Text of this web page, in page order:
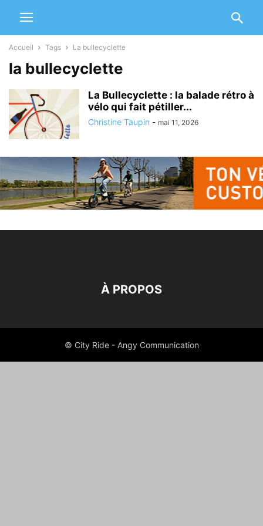
Accueil Tags La bullecyclette
la bullecyclette
La Bullecyclette : la balade rétro à
vélo qui fait pétiller...
Christine Taupin - mai 11, 2026
À PROPOS
© City Ride - Angy Communication